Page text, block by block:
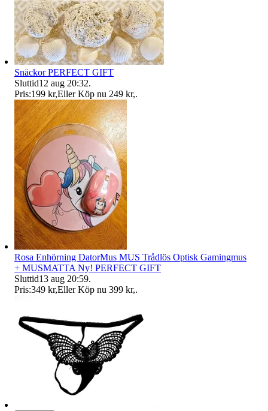
Snäckor PERFECT GIFT
Sluttid12 aug 20:32.
Pris:199 kr,Eller Köp nu 249 kr,.
Rosa Enhörning DatorMus MUS Trådlös Optisk Gamingmus
+ MUSMATTA Ny! PERFECT GIFT
Sluttid13 aug 20:59.
Pris:349 kr,Eller Köp nu 399 kr,.